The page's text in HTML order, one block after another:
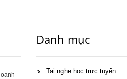
Danh mục
Tai nghe học trực tuyến